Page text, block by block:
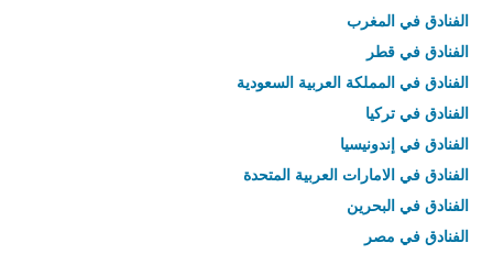
الفنادق في المغرب
الفنادق في قطر
الفنادق في المملكة العربية السعودية
الفنادق في تركيا
الفنادق في إندونيسيا
الفنادق في الامارات العربية المتحدة
الفنادق في البحرين
الفنادق في مصر